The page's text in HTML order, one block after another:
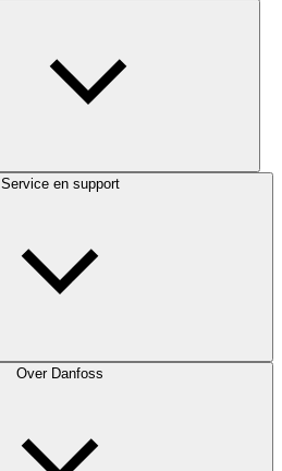
Service en support
Over Danfoss